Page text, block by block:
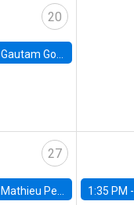
20
Gautam Gowrisankaran, Columbia University
27
Mathieu Pedemonte, IDB 1:35 PM -